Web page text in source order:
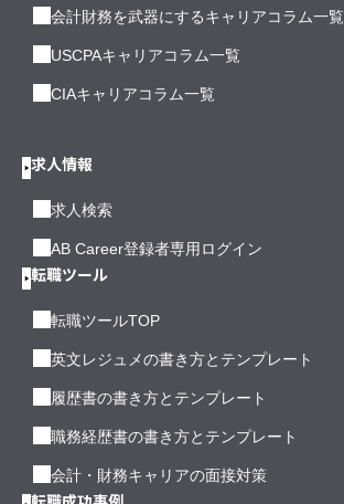
会計財務を武器にするキャリアコラム一覧
USCPAキャリアコラム一覧
CIAキャリアコラム一覧
求人情報
求人検索
AB Career登録者専用ログイン
転職ツール
転職ツールTOP
英文レジュメの書き方とテンプレート
履歴書の書き方とテンプレート
職務経歴書の書き方とテンプレート
会計・財務キャリアの面接対策